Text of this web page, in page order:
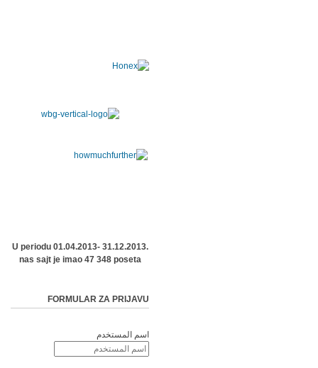
U periodu 01.04.2013- 31.12.2013.
nas sajt je imao 47 348 poseta
FORMULAR ZA PRIJAVU
اسم المستخدم